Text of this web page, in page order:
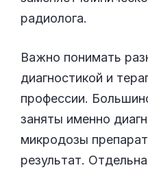
радиолога.
Важно понимать
диагностикой и
профессии.
заняты именно
микродозы
результат.